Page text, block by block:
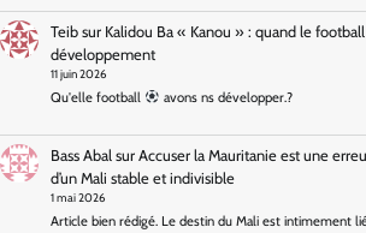
Teibsur Kalidou Ba « Kanou » : quand le
développement
11 juin 2026
Qu'elle football avons ns développer.?
Bass Abal sur Accuser la Mauritanie est une
d’un Mali stable et indivisible
1 mai 2026
Article bien rédigé. Le destin du Mali est intimement